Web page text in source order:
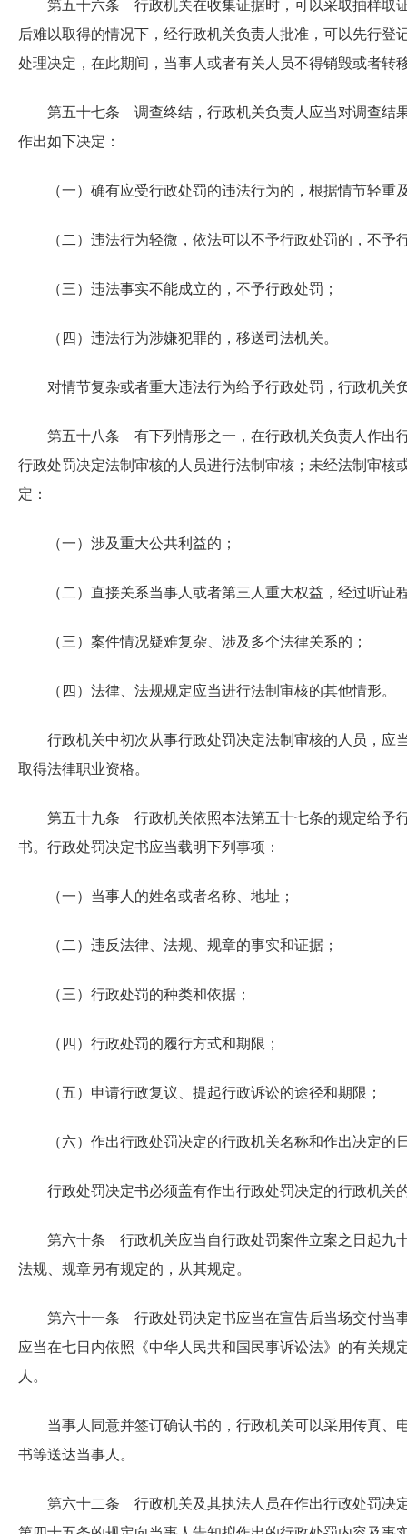
第五十六条 行政机关在收集证据时，可以采取抽样取
后难以取得的情况下，经行政机关负责人批准，可以先行登
处理决定，在此期间，当事人或者有关人员不得销毁或者转
第五十七条 调查终结，行政机关负责人应当对调查结
作出如下决定：
（一）确有应受行政处罚的违法行为的，根据情节轻重
（二）违法行为轻微，依法可以不予行政处罚的，不予
（三）违法事实不能成立的，不予行政处罚；
（四）违法行为涉嫌犯罪的，移送司法机关。
对情节复杂或者重大违法行为给予行政处罚，行政机关
第五十八条 有下列情形之一，在行政机关负责人作出
行政处罚决定法制审核的人员进行法制审核；未经法制审核
定：
（一）涉及重大公共利益的；
（二）直接关系当事人或者第三人重大权益，经过听证
（三）案件情况疑难复杂、涉及多个法律关系的；
（四）法律、法规规定应当进行法制审核的其他情形。
行政机关中初次从事行政处罚决定法制审核的人员，应
取得法律职业资格。
第五十九条 行政机关依照本法第五十七条的规定给予
书。行政处罚决定书应当载明下列事项：
（一）当事人的姓名或者名称、地址；
（二）违反法律、法规、规章的事实和证据；
（三）行政处罚的种类和依据；
（四）行政处罚的履行方式和期限；
（五）申请行政复议、提起行政诉讼的途径和期限；
（六）作出行政处罚决定的行政机关名称和作出决定的
行政处罚决定书必须盖有作出行政处罚决定的行政机关
第六十条 行政机关应当自行政处罚案件立案之日起九
法规、规章另有规定的，从其规定。
第六十一条 行政处罚决定书应当在宣告后当场交付当
应当在七日内依照《中华人民共和国民事诉讼法》的有关规
人。
当事人同意并签订确认书的，行政机关可以采用传真、
书等送达当事人。
第六十二条 行政机关及其执法人员在作出行政处罚决